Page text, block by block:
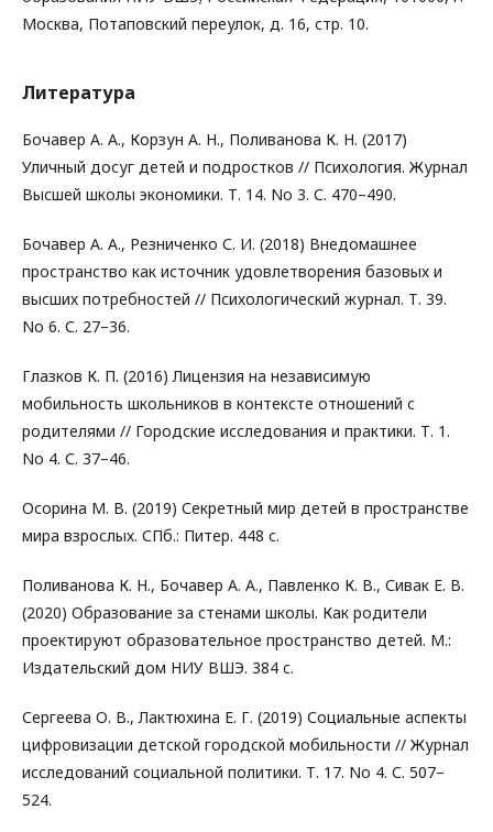
Москва, Потаповский переулок, д. 16, стр. 10.
Литература
Бочавер А. А., Корзун А. Н., Поливанова К. Н. (2017)
Уличный досуг детей и подростков // Психология. Журнал
Высшей школы экономики. Т. 14. No 3. С. 470–490.
Бочавер А. А., Резниченко С. И. (2018) Внедомашнее
пространство как источник удовлетворения базовых и
высших потребностей // Психологический журнал. Т. 39.
No 6. С. 27–36.
Глазков К. П. (2016) Лицензия на независимую
мобильность школьников в контексте отношений с
родителями // Городские исследования и практики. Т. 1.
No 4. С. 37–46.
Осорина М. В. (2019) Секретный мир детей в пространстве
мира взрослых. СПб.: Питер. 448 с.
Поливанова К. Н., Бочавер А. А., Павленко К. В., Сивак Е. В.
(2020) Образование за стенами школы. Как родители
проектируют образовательное пространство детей. М.:
Издательский дом НИУ ВШЭ. 384 с.
Сергеева О. В., Лактюхина Е. Г. (2019) Социальные аспекты
цифровизации детской городской мобильности // Журнал
исследований социальной политики. Т. 17. No 4. С. 507–
524.